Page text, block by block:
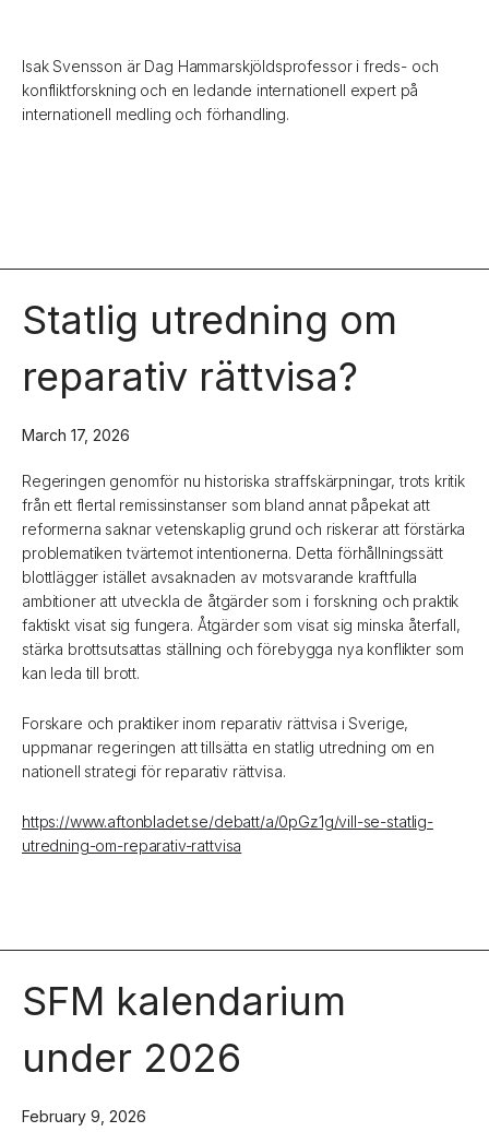
Isak Svensson är Dag Hammarskjöldsprofessor i freds- och
konfliktforskning och en ledande internationell expert på
internationell medling och förhandling.
Statlig utredning om
reparativ rättvisa?
March 17, 2026
Regeringen genomför nu historiska straffskärpningar, trots kritik
från ett flertal remissinstanser som bland annat påpekat att
reformerna saknar vetenskaplig grund och riskerar att förstärka
problematiken tvärtemot intentionerna. Detta förhållningssätt
blottlägger istället avsaknaden av motsvarande kraftfulla
ambitioner att utveckla de åtgärder som i forskning och praktik
faktiskt visat sig fungera. Åtgärder som visat sig minska återfall,
stärka brottsutsattas ställning och förebygga nya konflikter som
kan leda till brott.
Forskare och praktiker inom reparativ rättvisa i Sverige,
uppmanar regeringen att tillsätta en statlig utredning om en
nationell strategi för reparativ rättvisa.
https://www.aftonbladet.se/debatt/a/0pGz1g/vill-se-statlig-
utredning-om-reparativ-rattvisa
SFM kalendarium
under 2026
February 9, 2026